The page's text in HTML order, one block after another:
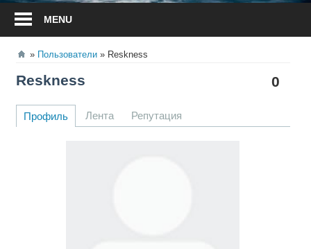
MENU
Пользователи Reskness
0
Reskness
Профиль Лента Репутация